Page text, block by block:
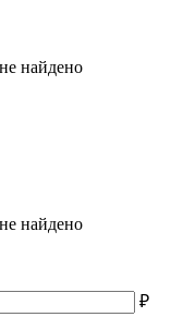
найдено
найдено
₽